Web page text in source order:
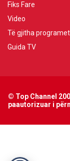
Fiks Fare
Video
Të gjitha programet
Guida TV
© Top Channel
paautorizuar i